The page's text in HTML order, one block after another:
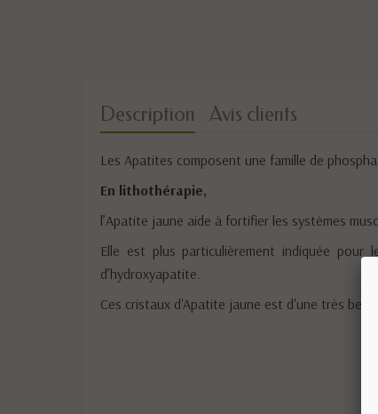
Description Avis clients
Les Apatites composent une famille de
En lithothérapie,
l’Apatite jaune aide à fortifier les systèmes
Elle est plus particulièrement indiquée
d’hydroxyapatite.
Ces cristaux d'Apatite jaune est d'une très